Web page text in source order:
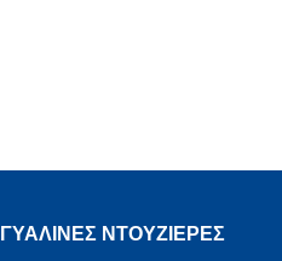
ΓΥΑΛΙΝΕΣ ΝΤΟΥΖΙΕΡΕΣ